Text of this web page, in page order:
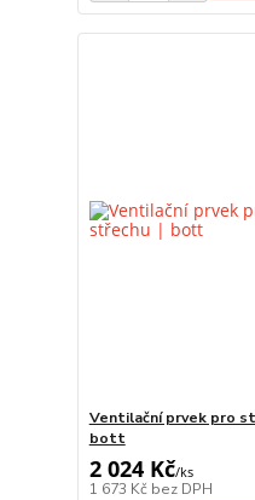
Ventilační prvek pro
bott
2 024 Kč/ks
1 673 Kč bez DPH